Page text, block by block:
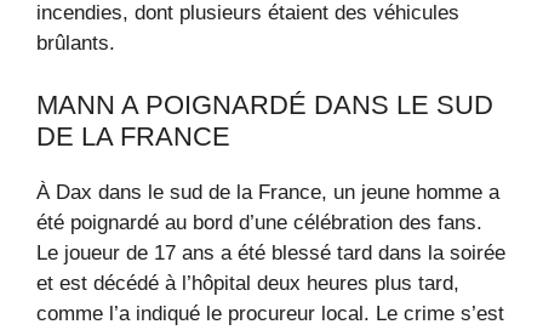
incendies, dont plusieurs étaient des véhicules
brûlants.
MANN A POIGNARDÉ DANS LE SUD
DE LA FRANCE
À Dax dans le sud de la France, un jeune homme a
été poignardé au bord d’une célébration des fans.
Le joueur de 17 ans a été blessé tard dans la soirée
et est décédé à l’hôpital deux heures plus tard,
comme l’a indiqué le procureur local. Le crime s’est